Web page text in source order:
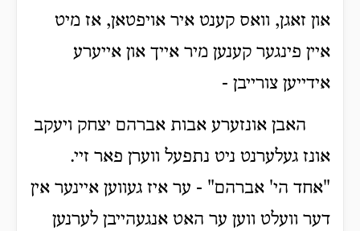
און זאגן, וואס קענט איר אויפטאן, אז מיט
איין פינגער קענען מיר אייך און אייערע
אידייען צורייבן -
האבן אונזערע אבות אברהם יצחק ויעקב
אונז געלערנט ניט נתפעל ווערן פאר זיי.
"אחד הי' אברהם" - ער איז געווען איינער אין
דער וועלט ווען ער האט אנגעהייבן לערנען